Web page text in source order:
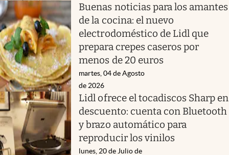
Buenas noticias para los amantes
de la cocina: el nuevo
electrodoméstico de Lidl que
prepara crepes caseros por
menos de 20 euros
martes, 04 de Agosto
de 2026
Lidl ofrece el tocadiscos Sharp en
descuento: cuenta con Bluetooth
y brazo automático para
reproducir los vinilos
lunes, 20 de Julio de